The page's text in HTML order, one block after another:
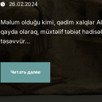
26.02.2024
Məlum olduğu kimi, qədim xalqlar
qayda olaraq, müxtəlif təbiət
təsəvvür…
Читать далее